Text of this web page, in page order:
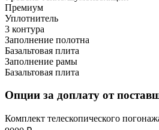
Премиум
Уплотнитель
3 контура
Заполнение полотна
Базальтовая плита
Заполнение рамы
Базальтовая плита
Опции за доплату от
Комплект телескопического